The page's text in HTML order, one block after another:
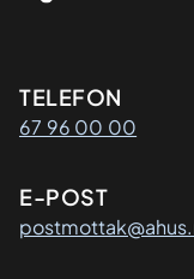
TELEFON
67 96 00 00
E-POST